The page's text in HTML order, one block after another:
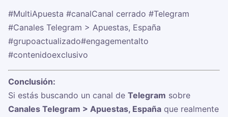
#MultiApuesta #canalCanal cerrado #Telegram
#Canales Telegram > Apuestas, España
#grupoactualizado#engagementalto
#contenidoexclusivo
Conclusión:
Si estás buscando un canal de Telegram sobre
Canales Telegram > Apuestas, España que realmente